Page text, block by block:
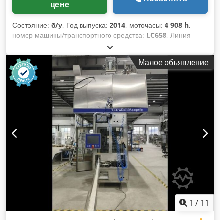
банки: 66 мм - Дно банки: 202 - Давление продукта: 3–4 бар
Давление CO₂: 6–8 бар - Электропитание: 3x400 В + N + T,
50/60 Гц - Вспомогательное напряжение: 24 В Комплект
поставки - Разпаллетизатор банок | COMAC | Для размера
поддона 1120 x 1300 мм; включая буферный стол для
пустых банок и платформу | 2018 - Двухканальная машина
для промывки банок | COMAC | Промывка
ионизированным воздухом | HEPA-фильтрация, очистка
ионизированным воздухом, двухканальное исполнение |
2018 - Автоматическая этикетировочная машина | COMAC
| Круговая этикетировка для пустых банок; 6-пластинчатая
карусель | 2018 - Моноблок для розлива/укупорки |
COMAC | ISO 14-2 | 14 изобарических клапанов / 2 головки
для укупорки | 2019 - Двойная душевая установка |
COMAC | Моющая установка с контролем уровня жидкости
| 2018 - Пивной насос | COMAC | Центробежный пивной
насос с частотным преобразователем и регулировкой
давления | 2018 - Контроль уровня/крышки | FT System |
HS600-ST+CL003-RX+CT001-SE+ZT | Рентгеновская система
контроля уровня и проверки крышек | 2019 - Can Twister 1
цене
Состояние: б/у, Год выпуска: 2014, моточасы: 4 908 h,
номер машины/транспортного средства: LC658, Линия
розлива Tetra Pak A3 Speed V40 250ml prisma, бывшая в
эксплуатацииТехнические характеристики и показатели
производительностиЭта бывшая в эксплуатации линия
розлива представляет собой полноценное асептическое
решение Tetra Pak для картонной упаковки с центральным
узлом на основе наполнителя A3 Speed.
Спроектированная для промышленной упаковки и
производства напитков, она обеспечивает высокую
производительность и точную обработку упаковок Prisma.
Все ключевые модули имеют один год выпуска, формируя
согласованную и современную систему секонд-хенд,
оптимальную для эффективных асептических
операций.Скорость производства: up to 24,000
packages/hourОсновной формат: 0.25L Prisma cartonТип
тары: Carton (aseptic brik)Наполнитель: Tetra Pak A3
Speed, version 040V, year 2014, working hours
4,908Аккумулятор: Tetra Pak ACHX 30, version 070V, year
Малое объявление
1 / 11